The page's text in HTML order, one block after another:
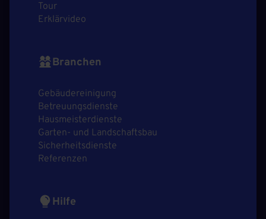
Tour
Erklärvideo
Branchen
Gebäudereinigung
Betreuungsdienste
Hausmeisterdienste
Garten- und Landschaftsbau
Sicherheitsdienste
Referenzen
Hilfe